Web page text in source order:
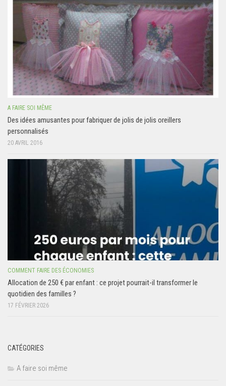
A FAIRE SOI MÊME
Des idées amusantes pour fabriquer de jolis de jolis oreillers
personnalisés
20 AVRIL 2016
COMMENT FAIRE DES ÉCONOMIES
Allocation de 250 € par enfant : ce projet pourrait-il transformer le
quotidien des familles ?
17 FÉVRIER 2026
CATÉGORIES
A faire soi même